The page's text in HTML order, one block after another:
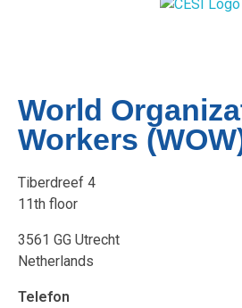
World
Workers
Tiberdreef 4
11th floor
3561 GG Utrecht
Netherlands
Telefon